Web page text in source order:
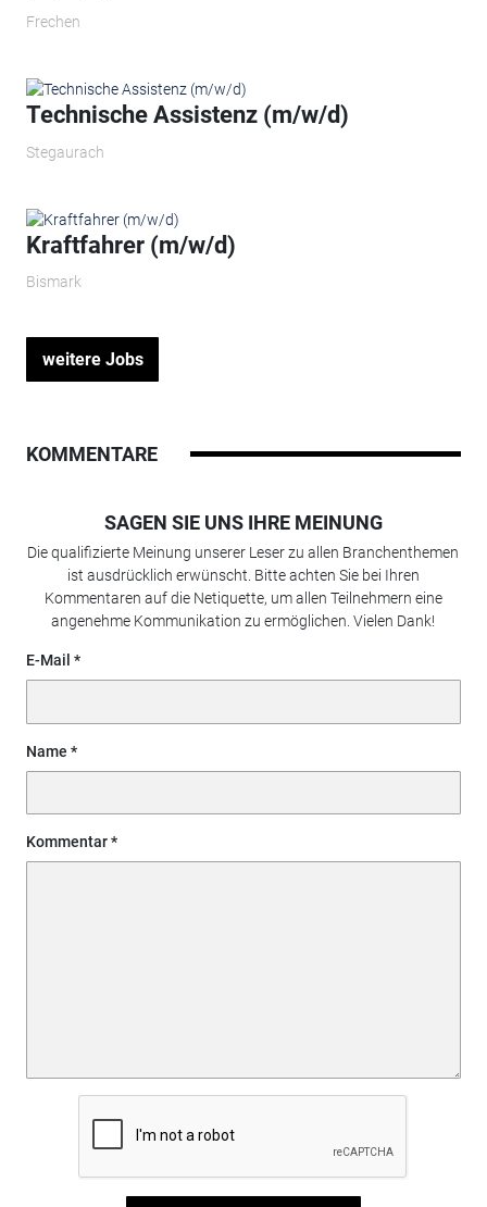
Frechen
Technische Assistenz (m/w/d)
Stegaurach
Kraftfahrer (m/w/d)
Bismark
weitere Jobs
KOMMENTARE
SAGEN SIE UNS IHRE MEINUNG
Die qualifizierte Meinung unserer Leser zu allen Branchenthemen
ist ausdrücklich erwünscht. Bitte achten Sie bei Ihren
Kommentaren auf die Netiquette, um allen Teilnehmern eine
angenehme Kommunikation zu ermöglichen. Vielen Dank!
E-Mail
Name
Kommentar